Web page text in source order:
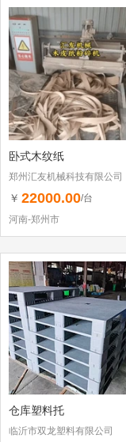
卧式木纹纸
郑州汇友机械科技有限公司
￥ 22000.00/台
河南-郑州市
仓库塑料托
临沂市双龙塑料有限公司